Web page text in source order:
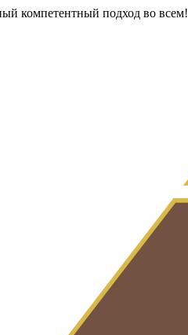
компетентный подход во всем!